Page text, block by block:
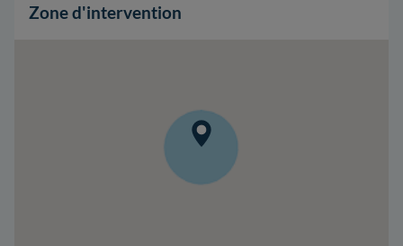
Zone d'intervention